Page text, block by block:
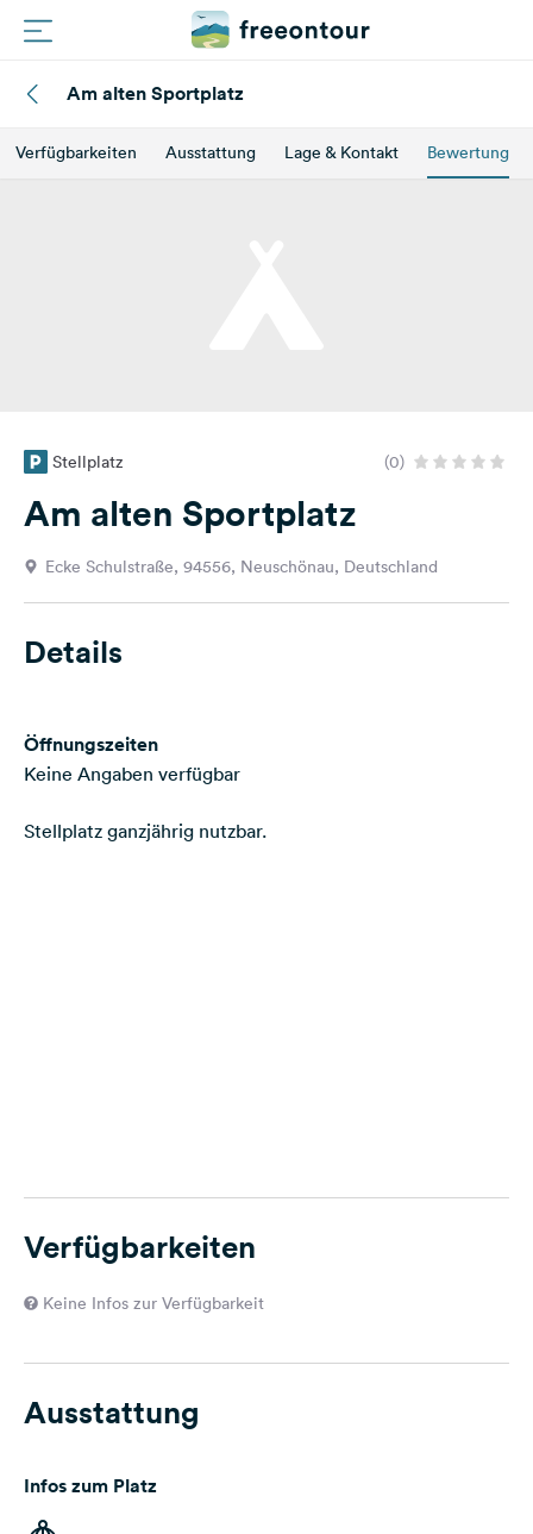
Fragen &
Feedback
Sprache:
auf
Social
Facebook
Am alten Sportplatz
Verfügbarkeiten Ausstattung Lage & Kontakt Bewertung
Stellplatz (0)
Am alten Sportplatz
Ecke Schulstraße, 94556, Neuschönau, Deutschland
Details
Öffnungszeiten
Keine Angaben verfügbar
Stellplatz ganzjährig nutzbar.
Verfügbarkeiten
Keine Infos zur Verfügbarkeit
Ausstattung
Infos zum Platz